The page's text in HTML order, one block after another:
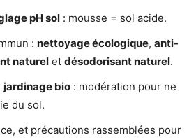
pH sol : mousse = sol acide.
: nettoyage écologique, anti-
naturel et désodorisant naturel.
jardinage bio : modération pour ne
du sol.
et précautions rassemblées pour